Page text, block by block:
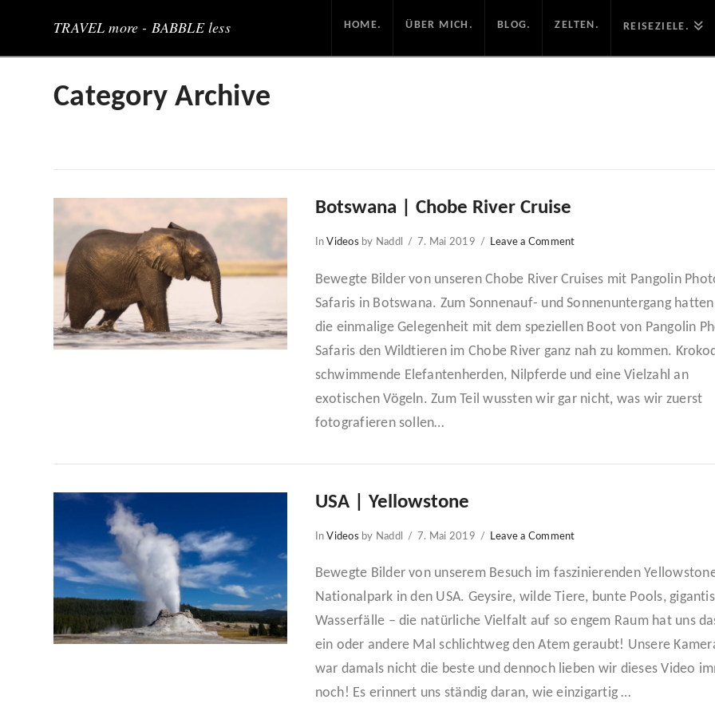
TRAVEL more - BABBLE less HOME. ÜBER MICH. BLOG. ZELTEN. REISEZIELE.
Category Archive
VIEW POST
Botswana | Chobe River Cruise
InVideos by Naddl 7. Mai 2019 Leave a Comment
Bewegte Bilder von unseren Chobe River Cruises mit Pangolin
Safaris in Botswana. Zum Sonnenauf- und Sonnenuntergang
die einmalige Gelegenheit mit dem speziellen Boot von Pangolin
Safaris den Wildtieren im Chobe River ganz nah zu kommen.
schwimmende Elefantenherden, Nilpferde und eine Vielzahl an
exotischen Vögeln. Zum Teil wussten wir gar nicht, was wir zuerst
fotografieren sollen…
USA | Yellowstone
InVideos by Naddl 7. Mai 2019 Leave a Comment
Bewegte Bilder von unserem Besuch im faszinierenden
Nationalpark in den USA. Geysire, wilde Tiere, bunte Pools,
Wasserfälle – die natürliche Vielfalt auf so engem Raum hat uns
ein oder andere Mal schlichtweg den Atem geraubt! Unsere
war damals nicht die beste und dennoch lieben wir dieses Video
noch! Es erinnert uns ständig daran, wie einzigartig …